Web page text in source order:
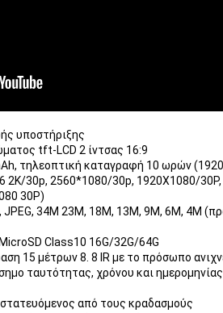
υποστήριξης
tft-LCD 2 ίντσας 16:9
τηλεοπτική καταγραφή 10 ωρών
2K/30p, 2560*1080/30p, 1920X1080/
30P)
34M 23M, 18M, 13M, 9M, 6M, 4M
Class10 16G/32G/64G
15 μέτρων 8. 8 IR με το πρόσωπο
ταυτότητας, χρόνου και
από τους κραδασμούς